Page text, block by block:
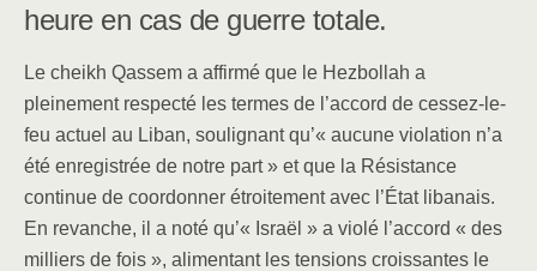
heure en cas de guerre totale.
Le cheikh Qassem a affirmé que le Hezbollah a
pleinement respecté les termes de l’accord de cessez-le-
feu actuel au Liban, soulignant qu’« aucune violation n’a
été enregistrée de notre part » et que la Résistance
continue de coordonner étroitement avec l’État libanais.
En revanche, il a noté qu’« Israël » a violé l’accord « des
milliers de fois », alimentant les tensions croissantes le